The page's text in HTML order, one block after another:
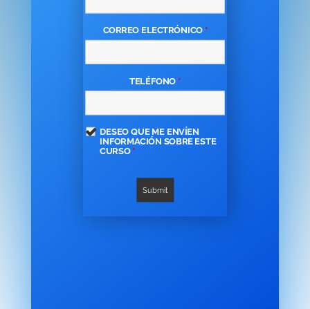
CORREO ELECTRÓNICO *
TELÉFONO *
DESEO QUE ME ENVÍEN
INFORMACIÓN SOBRE ESTE
CURSO*